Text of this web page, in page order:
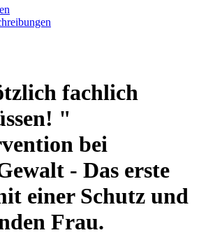
fachlich
"
bei
- Das erste
einer Schutz und
Frau.